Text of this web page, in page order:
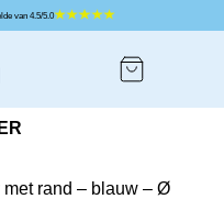
met een gemiddelde van 4.5/5.0
met rand – blauw – Ø